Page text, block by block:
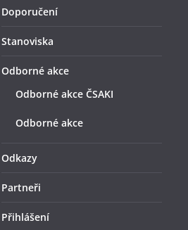
Doporučení
Stanoviska
Odborné akce
Odborné akce ČSAKI
Odborné akce
Odkazy
Partneři
Přihlášení